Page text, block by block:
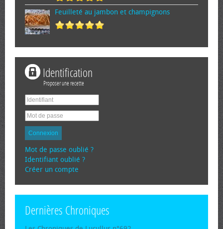
Feuilleté au jambon et champignons
Identification
Proposer une recette
Connexion
Mot de passe oublié ?
Identifiant oublié ?
Créer un compte
Dernières Chroniques